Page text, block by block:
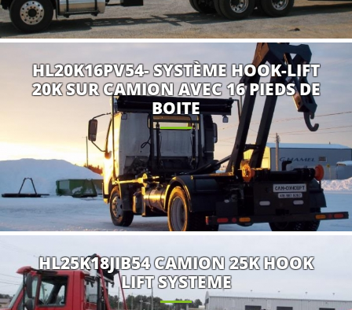
HL20K16PV54- SYSTÈME HOOK-LIFT
20K SUR CAMION AVEC 16 PIEDS DE
BOITE
HL25K18JIB54 CAMION 25K HOOK
LIFT SYSTEME